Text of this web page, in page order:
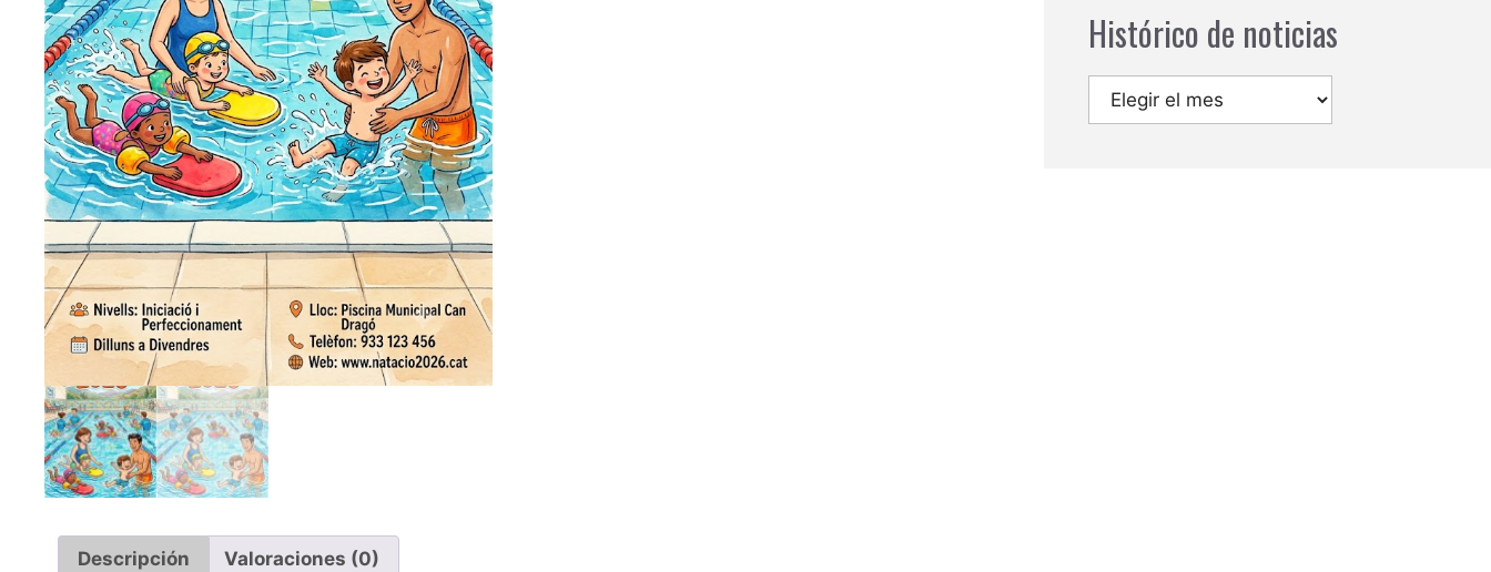
Descripción Valoraciones (0)
Histórico de noticias
Archivos